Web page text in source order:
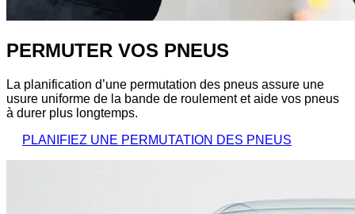
PERMUTER VOS PNEUS
La planification d’une permutation des pneus assure une
usure uniforme de la bande de roulement et aide vos pneus
à durer plus longtemps.
PLANIFIEZ UNE PERMUTATION DES PNEUS